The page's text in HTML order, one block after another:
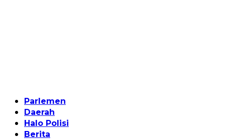
Home
Parlemen
Daerah
Halo Polisi
Berita